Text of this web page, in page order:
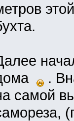
.
самой